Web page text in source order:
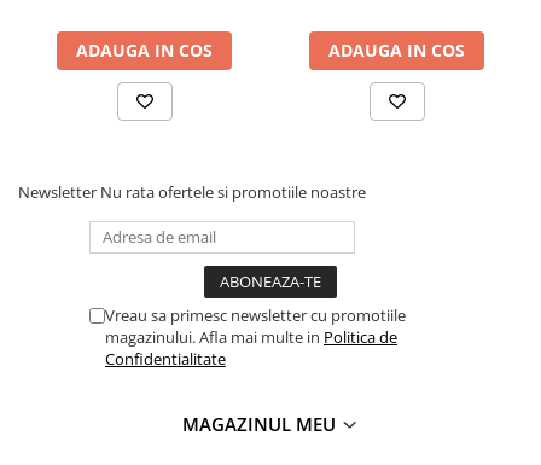
Set unelte de masurare
Instrumente de găurit
Accesorii utilaje
Accesorii masini de gaurit si frezat
Accesorii pentru ferastraie
Accesorii pentru masini de ascutit
ADAUGA IN COS ADAUGA IN COS
Newsletter Nu rata ofertele si promotiile noastre
Vreau sa primesc newsletter cu promotiile
magazinului. Afla mai multe in Politica de
Confidentialitate
MAGAZINUL MEU